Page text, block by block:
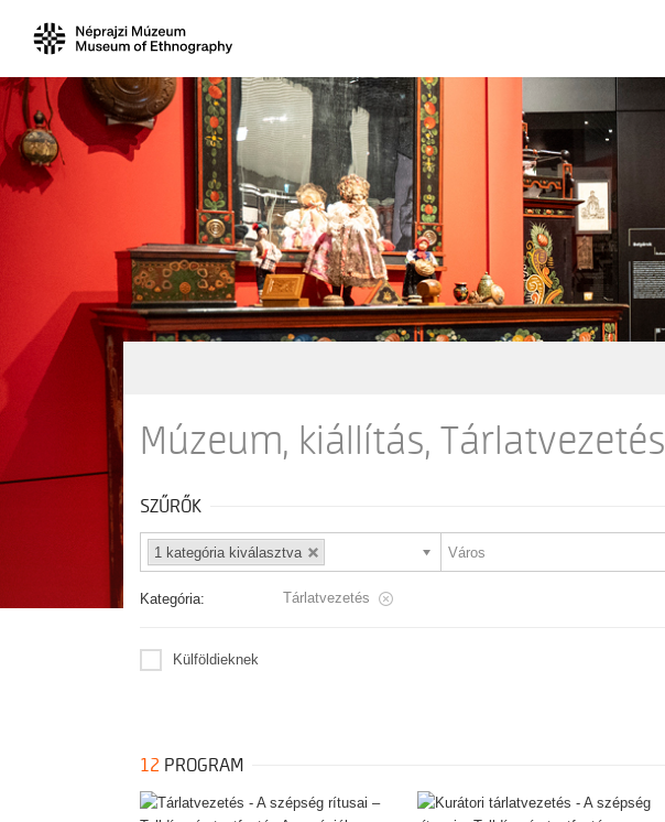
Múzeum, kiállítás, Tárlatvezetés
SZŰRŐK
1 kategória kiválasztva
Kategória: Tárlatvezetés
Külföldieknek
12 PROGRAM